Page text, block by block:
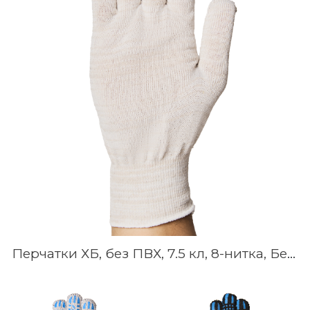
Перчатки ХБ, без ПВХ, 7.5 кл, 8-нитка, Белые, Серые, Чёрные